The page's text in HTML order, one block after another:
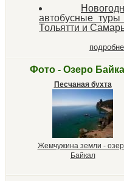
автобусные туры
Тольятти и
Фото - Озеро
Песчаная бухта
Жемчужина земли -
Байкал